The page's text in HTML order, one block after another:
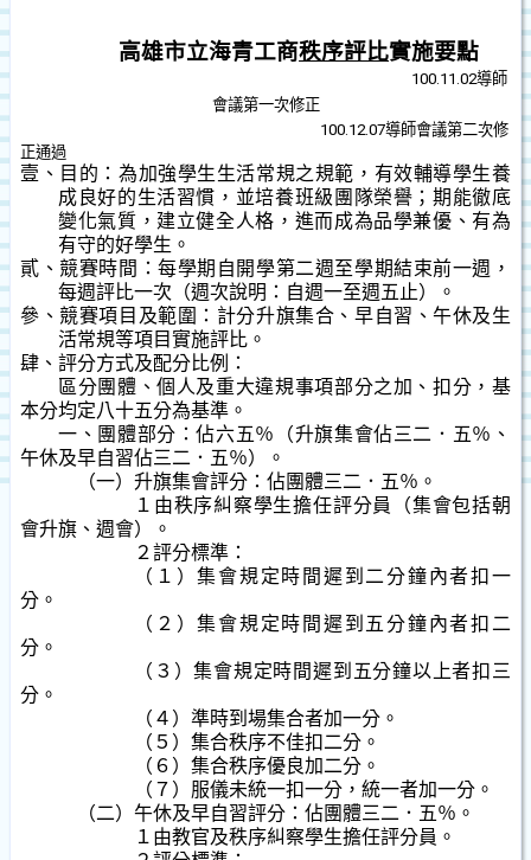
高雄市立海青工商秩序評比實施要點
100.11.02導師
會議第一次修正
100.12.07導師會議第二次修
正通過
壹、目的：為加強學生生活常規之規範，有效輔導學生養
成良好的生活習慣，並培養班級團隊榮譽；期能徹底
變化氣質，建立健全人格，進而成為品學兼優、有為
有守的好學生。
貳、競賽時間：每學期自開學第二週至學期結束前一週，
每週評比一次（週次說明：自週一至週五止）。
參、競賽項目及範圍：計分升旗集合、早自習、午休及生
活常規等項目實施評比。
肆、評分方式及配分比例：
區分團體、個人及重大違規事項部分之加、扣分，基
本分均定八十五分為基準。
一、團體部分：佔六五％（升旗集會佔三二．五％、
午休及早自習佔三二．五％）。
（一）升旗集會評分：佔團體三二．五％。
１由秩序糾察學生擔任評分員（集會包括朝
會升旗、週會）。
２評分標準：
（１）集會規定時間遲到二分鐘內者扣一
分。
（２）集會規定時間遲到五分鐘內者扣二
分。
（３）集會規定時間遲到五分鐘以上者扣三
分。
（４）準時到場集合者加一分。
（５）集合秩序不佳扣二分。
（６）集合秩序優良加二分。
（７）服儀未統一扣一分，統一者加一分。
（二）午休及早自習評分：佔團體三二．五％。
１由教官及秩序糾察學生擔任評分員。